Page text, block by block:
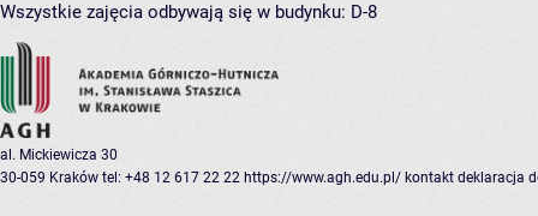
Wszystkie zajęcia odbywają się w budynku: D-8
al. Mickiewicza 30
30-059 Kraków tel: +48 12 617 22 22 https://www.agh.edu.pl/ kontakt deklaracja